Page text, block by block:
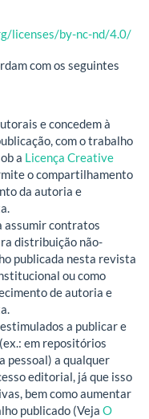
licenses/by-nc-nd/4.0/
com os seguintes
e concedem à
com o trabalho
a Licença Creative
o compartilhamento
da autoria e
assumir contratos
distribuição não-
publicada nesta revista
ou como
de autoria e
a publicar e
em repositórios
pessoal) a qualquer
editorial, já que isso
bem como aumentar
publicado (VejaO